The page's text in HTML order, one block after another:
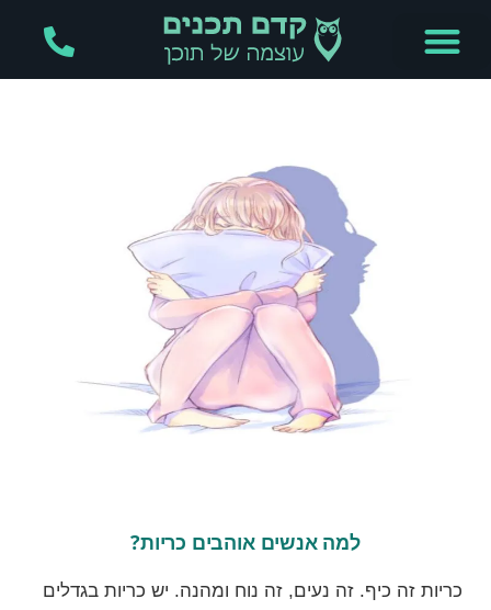
למה אנשים אוהבים כריות?
כריות זה כיף. זה נעים, זה נוח ומהנה. יש כריות בגדלים